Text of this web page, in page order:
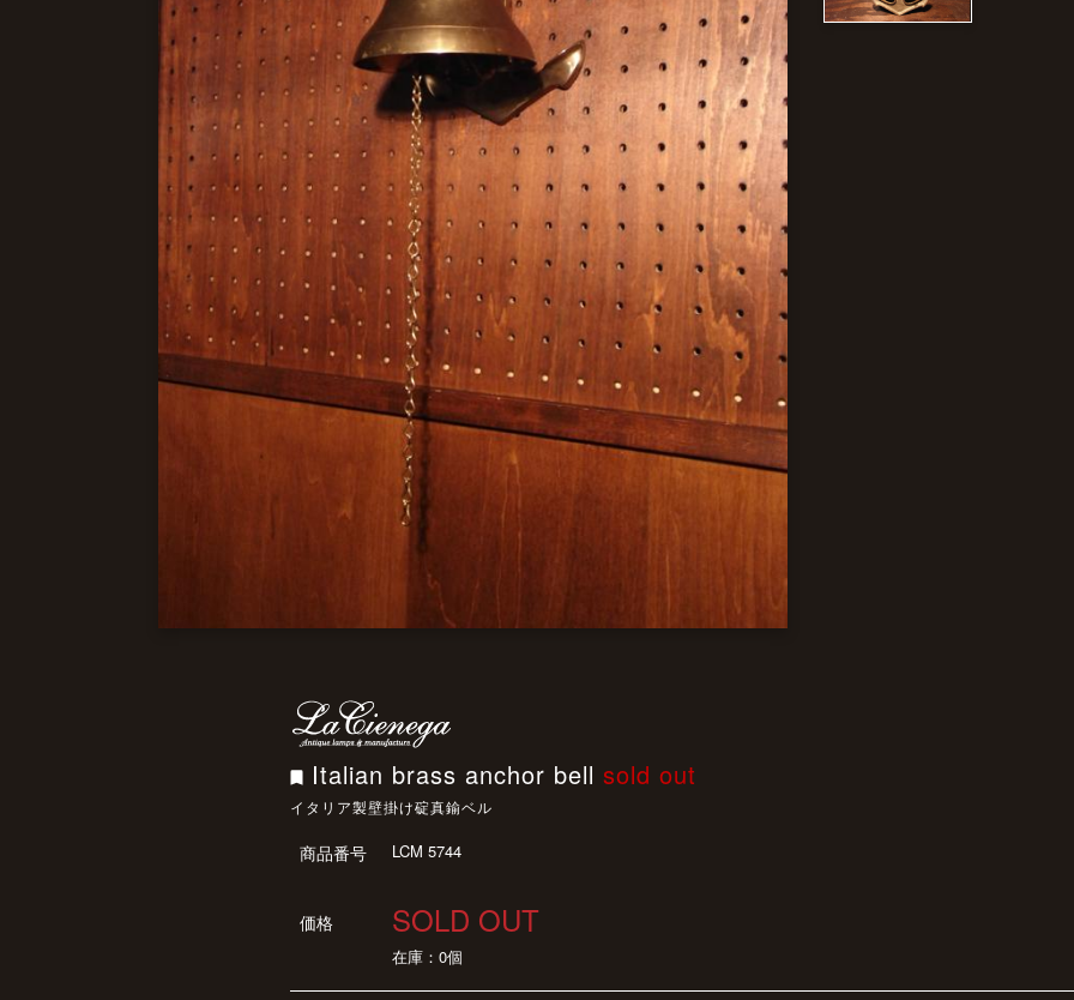
Italian brass anchor bell sold out
イタリア製壁掛け碇真鍮ベル
商品番号 LCM 5744
価格 SOLD OUT
在庫：0個